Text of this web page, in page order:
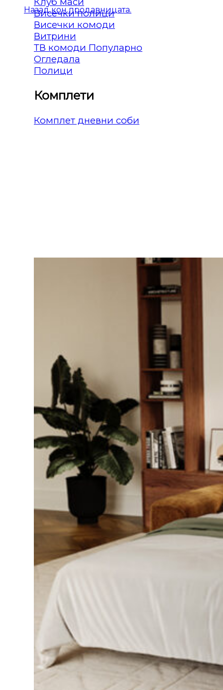
Назад кон продавницата.
Висечки полици
Висечки комоди
Витрини
ТВ комоди
Огледала
Полици
Комплети
Комплет дневни соби